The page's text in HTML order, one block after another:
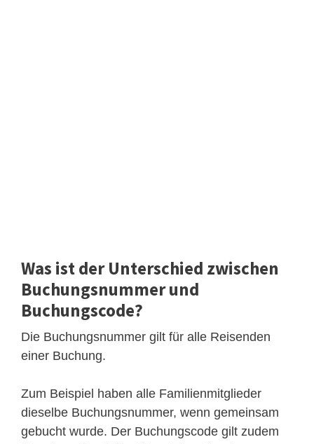
Was ist der Unterschied zwischen
Buchungsnummer und
Buchungscode?
Die Buchungsnummer gilt für alle Reisenden
einer Buchung.
Zum Beispiel haben alle Familienmitglieder
dieselbe Buchungsnummer, wenn gemeinsam
gebucht wurde. Der Buchungscode gilt zudem